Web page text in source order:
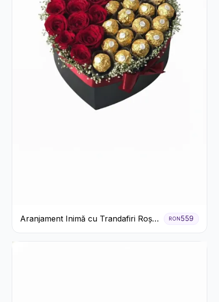
Aranjament Inimă cu Trandafiri Roșii
și Ciocolată Ferrero Rocher
RON559